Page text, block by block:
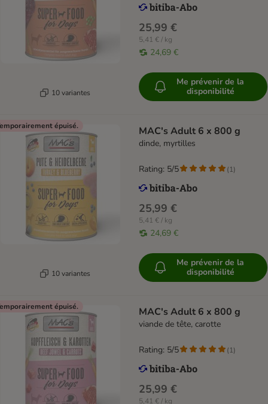
10 variantes
25,99 €
5,41 € / kg
24,69 €
Me prévenir de la
disponibilité
épuisé.
10 variantes
MAC's Adult 6 x 800 g
dinde, myrtilles
25,99 €
5,41 € / kg
24,69 €
Rating: 5/5 (1)
Me prévenir de la
disponibilité
épuisé. MAC's Adult 6 x 800 g
viande de tête, carotte
25,99 €
5,41 € / kg
Rating: 5/5 (1)